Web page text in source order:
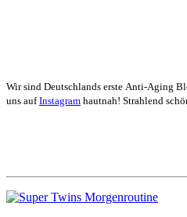
Wir sind Deutschlands erste Anti-Aging
uns aufInstagram hautnah! Strahlend